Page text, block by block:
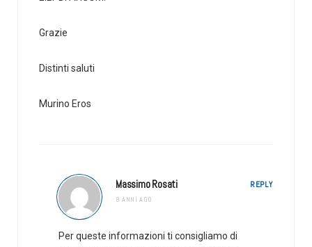
Grazie
Distinti saluti
Murino Eros
Massimo Rosati
8 ANNI AGO
REPLY
Per queste informazioni ti consigliamo di